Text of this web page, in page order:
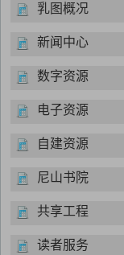
乳图概况
新闻中心
数字资源
电子资源
自建资源
尼山书院
共享工程
读者服务